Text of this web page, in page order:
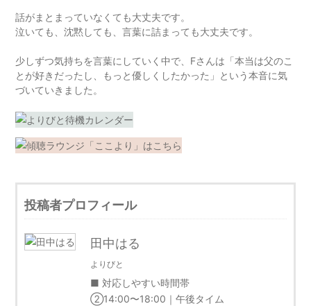
話がまとまっていなくても大丈夫です。
泣いても、沈黙しても、言葉に詰まっても大丈夫です。
少しずつ気持ちを言葉にしていく中で、Fさんは「本当は父のこ
とが好きだったし、もっと優しくしたかった」という本音に気
づいていきました。
投稿者プロフィール
田中はる
よりびと
■ 対応しやすい時間帯
②14:00〜18:00｜午後タイム